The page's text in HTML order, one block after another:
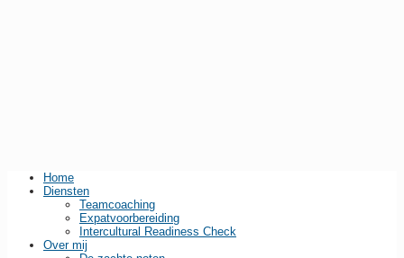
Home
Diensten
Teamcoaching
Expatvoorbereiding
Intercultural Readiness Check
Over mij